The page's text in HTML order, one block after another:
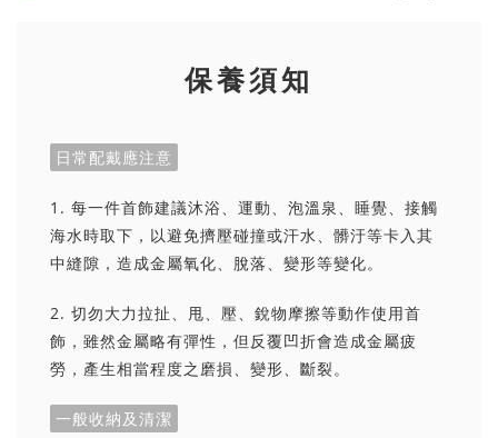
保養須知
日常配戴應注意
1. 每一件首飾建議沐浴、運動、泡溫泉、睡覺、接觸
海水時取下，以避免擠壓碰撞或汗水、髒汙等卡入其
中縫隙，造成金屬氧化、脫落、變形等變化。
2. 切勿大力拉扯、甩、壓、銳物摩擦等動作使用首
飾，雖然金屬略有彈性，但反覆凹折會造成金屬疲
勞，產生相當程度之磨損、變形、斷裂。
一般收納及清潔